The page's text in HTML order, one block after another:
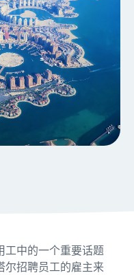
工中的一个重要话题
招聘员工的雇主来